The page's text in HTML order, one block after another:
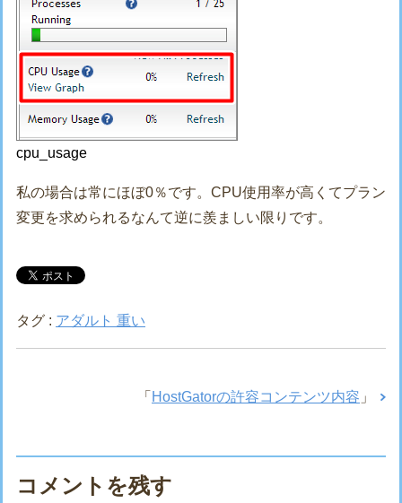
cpu_usage
私の場合は常にほぼ0％です。CPU使用率が高くてプラン
変更を求められるなんて逆に羨ましい限りです。
タグ : アダルト 重い
「 HostGatorの許容コンテンツ内容 」
コメントを残す